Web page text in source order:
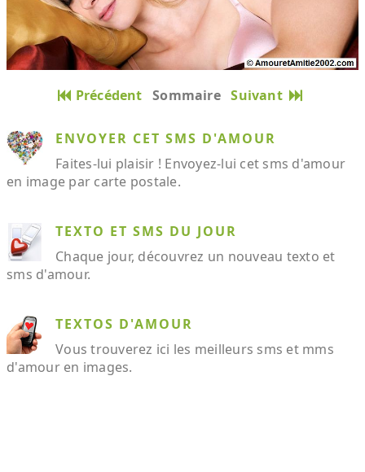
Précédent Sommaire Suivant
ENVOYER CET SMS D'AMOUR
Faites-lui plaisir ! Envoyez-lui cet sms d'amour
en image par carte postale.
TEXTO ET SMS DU JOUR
Chaque jour, découvrez un nouveau texto et
sms d'amour.
TEXTOS D'AMOUR
Vous trouverez ici les meilleurs sms et mms
d'amour en images.